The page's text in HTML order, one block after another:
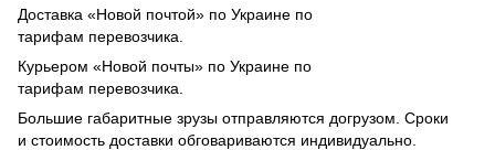
Доставка «Новой почтой» по Украине по
тарифам перевозчика.
Курьером «Новой почты» по Украине по
тарифам перевозчика.
Большие габаритные зрузы отправляются догрузом. Сроки
и стоимость доставки обговариваются индивидуально.